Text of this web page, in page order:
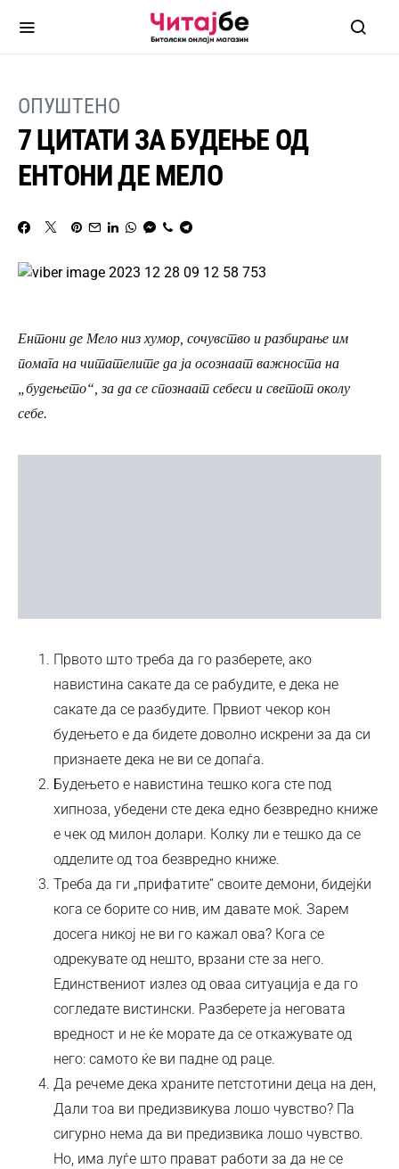
ОПУШТЕНО
7 ЦИТАТИ ЗА БУДЕЊЕ ОД
ЕНТОНИ ДЕ МЕЛО
Ентони де Мело низ хумор, сочувство и разбирање им
помага на читателите да ја осознаат важноста на
„будењето“, за да се спознаат себеси и светот околу
себе.
Првото што треба да го разберете, ако
навистина сакате да се рабудите, е дека не
сакате да се разбудите. Првиот чекор кон
будењето е да бидете доволно искрени за да си
признаете дека не ви се допаѓа.
Будењето е навистина тешко кога сте под
хипноза, убедени сте дека едно безвредно книже
е чек од милон долари. Колку ли е тешко да се
одделите од тоа безвредно книже.
Треба да ги „прифатите“ своите демони, бидејќи
кога се борите со нив, им давате моќ. Зарем
досега никој не ви го кажал ова? Кога се
одрекувате од нешто, врзани сте за него.
Единствениот излез од оваа ситуација е да го
согледате вистински. Разберете ја неговата
вредност и не ќе морате да се откажувате од
него: самото ќе ви падне од раце.
Да речеме дека храните петстотини деца на ден,
Дали тоа ви предизвикува лошо чувство? Па
сигурно нема да ви предизвика лошо чувство.
Но, има луѓе што прават работи за да не се